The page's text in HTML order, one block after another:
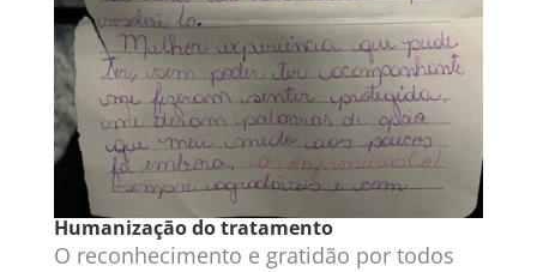
Humanização do tratamento
O reconhecimento e gratidão por todos